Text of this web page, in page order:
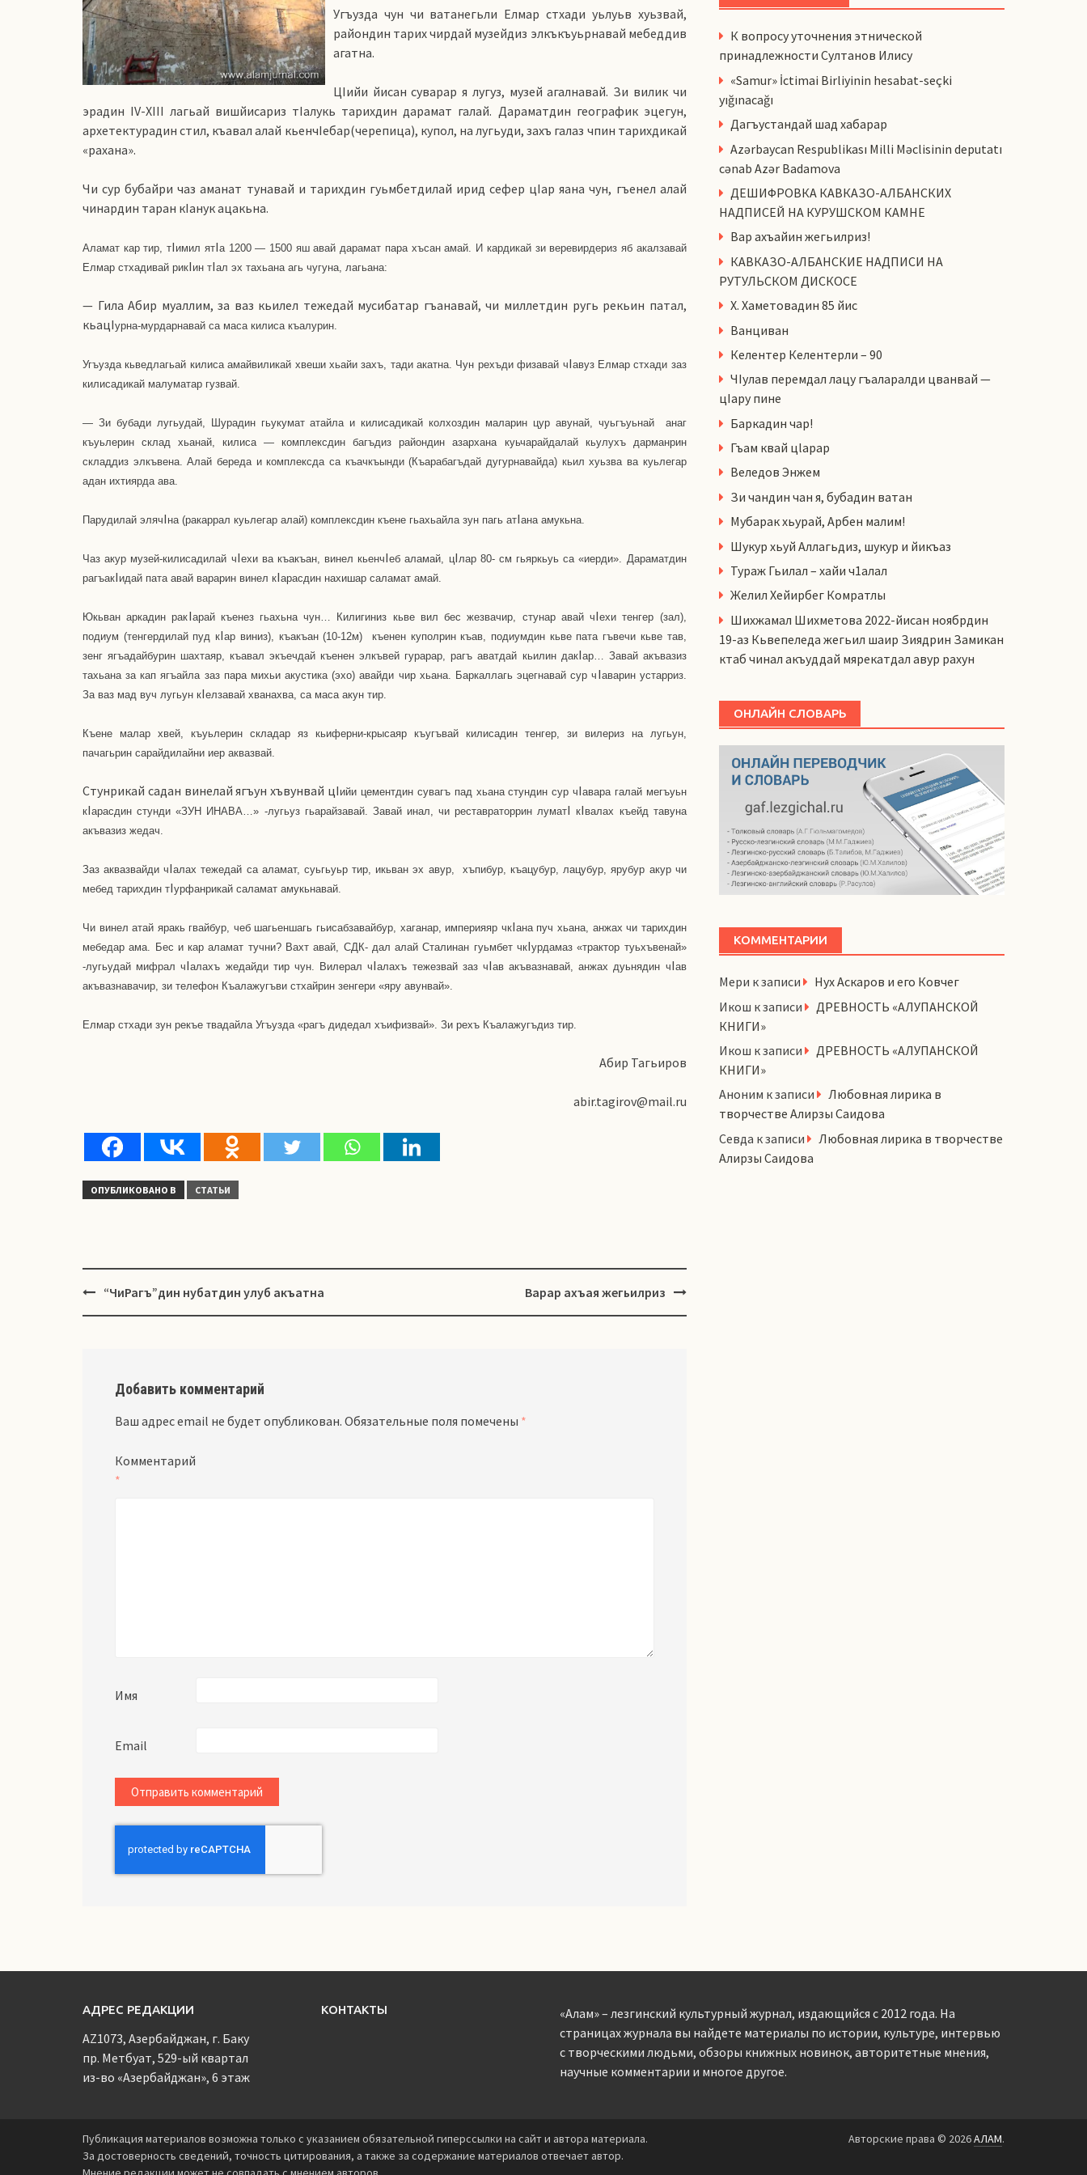
Угъузда чун чи ватанегьли Елмар стхади уьлуьв хуьзвай,
райондин тарих чирдай музейдиз элкъкъуьрнавай мебеддив
агатна.
ЦIийи йисан суварар я лугуз, музей агалнавай. Зи вилик чи
эрадин IV-XIII лагьай вишйисариз тIалукь тарихдин дарамат галай. Дараматдин географик эцегун,
архетектурадин стил, къавал алай кьенчIебар(черепица), купол, на лугьуди, захъ галаз чпин тарихдикай
«рахана».
Чи сур бубайри чаз аманат тунавай и тарихдин гуьмбетдилай ирид сефер цIар яана чун, гъенел алай
чинардин таран кIанук ацакьна.
Аламат кар тир, тI имил ятIа 1200 — 1500 яш авай дарамат пара хъсан амай. И кардикай зи веревирдериз яб акалзавай
Елмар стхадивай рикI ин тIал эх тахьана агь чугуна, лагьана:
— Гила Абир муаллим, за ваз кьилел тежедай мусибатар гъанавай, чи миллетдин ругь рекьин патал,
кьацIурна-мурдарнавай са маса килиса къалурин.
Угъузда кьведлагьай килиса амайвиликай хвеши хьайи захъ, тади акатна. Чун рехъди физавай чIавуз Елмар стхади заз
килисадикай малуматар гузвай.
— Зи бубади лугьудай, Шурадин гьукумат атайла и килисадикай колхоздин маларин цур авунай, чуьгъуьнай
анаг
къуьлерин склад хьанай, килиса — комплексдин багъдиз райондин азархана куьчарайдалай кьулухъ дарманрин
складдиз элкъвена. Алай береда и комплексда са къачкъынди (Къарабагъдай дугурнавайда) кьил хуьзва ва куьлегар
адан ихтиярда ава.
Парудилай элячI на (ракаррал куьлегар алай) комплексдин къене гьахьайла зун пагь атIана амукьна.
Чаз акур музей-килисадилай чIехи ва къакъан, винел кьенчIеб аламай, цIлар 80- см гьяркьуь са «иерди». Дараматдин
рагъакI идай пата авай варарин винел кIарасдин нахишар саламат амай.
Юкьван аркадин ракIарай къенез гьахьна чун… Килигиниз кьве вил бес жезвачир, стунар авай чIехи тенгер (зал),
подиум (тенгердилай пуд кIар виниз), къакъан (10-12м)
къенен куполрин къав, подиумдин кьве пата гъвечи кьве тав,
зенг ягъадайбурин шахтаяр, къавал экъечдай къенен элкъвей гурарар, рагъ аватдай кьилин дакIар… Завай акъвазиз
тахьана за кап ягъайла заз пара михьи акустика (эхо) авайди чир хьана. Баркаллагь эцегнавай сур ч Iаварин устарриз.
За ваз мад вуч лугьун кIелзавай хванахва, са маса акун тир.
Къене малар хвей, къуьлерин складар яз кьиферни-крысаяр къугъвай килисадин тенгер, зи вилериз на лугьун,
пачагьрин сарайдилайни иер аквазвай.
Стунрикай садан винелай ягъун хъвунвай цI ийи цементдин сувагъ пад хьана стундин сур чIавара галай мегъуьн
кIарасдин стунди «ЗУН ИНАВА…» -лугьуз гьарайзавай. Завай инал, чи реставраторрин луматI кI валах къейд тавуна
акъвазиз жедач.
Заз аквазвайди чIалах тежедай са аламат, суьгьуьр тир, икьван эх авур,
хъпибур, къацубур, лацубур, ярубур акур чи
мебед тарихдин тIурфанрикай саламат амукьнавай.
Чи винел атай яракь гвайбур, чеб шагьеншагь гьисабзавайбур, хаганар, империяяр чкIана пуч хьана, анжах чи тарихдин
мебедар ама. Бес и кар аламат тучни? Вахт авай, СДК- дал алай Сталинан гуьмбет чкIурдамаз «трактор туьхъвенай»
-лугьудай мифрал чIалахъ жедайди тир чун. Вилерал чIалахъ тежезвай заз чIав акъвазнавай, анжах дуьнядин чIав
акъвазнавачир, зи телефон Къалажугъви стхайрин зенгери «яру авунвай».
Елмар стхади зун рекъе твадайла Угъузда «рагъ дидедал хъифизвай». Зи рехъ Къалажугъдиз тир.
Абир Тагьиров
abir.tagirov@mail.ru
ОПУБЛИКОВАНО В СТАТЬИ
Навигация
“ЧиРагъ”дин нубатдин улуб акъатна Варар ахъая жегьилриз
Добавить комментарий
Ваш адрес email не будет опубликован. Обязательные поля помечены *
Комментарий
*
Имя
Email
К вопросу уточнения этнической
принадлежности Султанов Илису
«Samur» İctimai Birliyinin hesabat-seçki
yığınacağı
Дагъустандай шад хабарар
Azərbaycan Respublikası Milli Məclisinin deputatı
cənab Azər Badamova
ДЕШИФРОВКА КАВКАЗО-АЛБАНСКИХ
НАДПИСЕЙ НА КУРУШСКОМ КАМНЕ
Вар ахъайин жегьилриз!
КАВКАЗО-АЛБАНСКИЕ НАДПИСИ НА
РУТУЛЬСКОМ ДИСКОСЕ
Х. Хаметовадин 85 йис
Ванциван
Келентер Келентерли – 90
ЧIулав перемдал лацу гъаларалди цванвай —
цIару пине
Баркадин чар!
Гъам квай цlарар
Веледов Энжем
Зи чандин чан я, бубадин ватан
Мубарак хьурай, Арбен малим!
Шукур хьуй Аллагьдиз, шукур и йикъаз
Тураж Гьилал – хайи ч1алал
Желил Хейирбег Комратлы
Шихжамал Шихметова 2022-йисан ноябрдин
19-аз Кьвепеледа жегьил шаир Зиядрин Замикан
ктаб чинал акъуддай мярекатдал авур рахун
ОНЛАЙН СЛОВАРЬ
КОММЕНТАРИИ
Мери к записи
Нух Аскаров и его Ковчег
Икош к записи
ДРЕВНОСТЬ «АЛУПАНСКОЙ
КНИГИ»
Икош к записи
ДРЕВНОСТЬ «АЛУПАНСКОЙ
КНИГИ»
Аноним к записи
Любовная лирика в
творчестве Алирзы Саидова
Севда к записи
Любовная лирика в творчестве
Алирзы Саидова
АДРЕС РЕДАКЦИИ
AZ1073, Азербайджан, г. Баку
пр. Метбуат, 529-ый квартал
из-во «Азербайджан», 6 этаж
КОНТАКТЫ
«Алам» – лезгинский культурный журнал, издающийся с 2012 года. На
страницах журнала вы найдете материалы по истории, культуре, интервью
с творческими людьми, обзоры книжных новинок, авторитетные мнения,
научные комментарии и многое другое.
Публикация материалов возможна только с указанием обязательной гиперссылки на сайт и автора материала.
За достоверность сведений, точность цитирования, а также за содержание материалов отвечает автор.
Авторские права © 2026АЛАМ.